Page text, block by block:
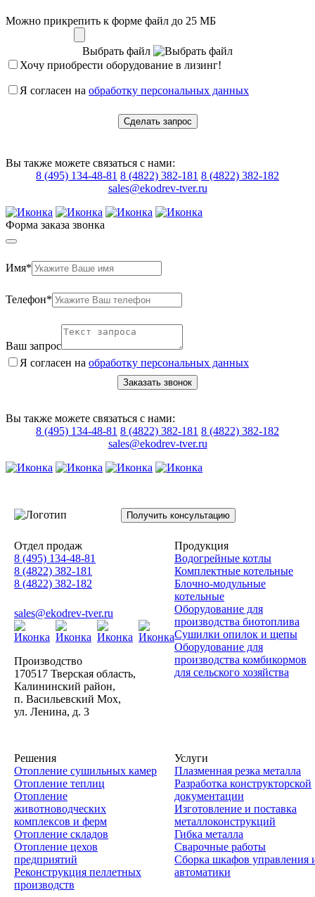
Можно прикрепить к форме файл до 25 МБ
Выбрать файл
Хочу приобрести оборудование в лизинг!
Я согласен на обработку персональных данных
Сделать запрос
Вы также можете связаться с нами:
8 (495) 134-48-81 8 (4822) 382-181 8 (4822) 382-182
sales@ekodrev-tver.ru
Форма заказа звонка
Имя*
Телефон*
Ваш запрос
Я согласен на обработку персональных данных
Заказать звонок
Вы также можете связаться с нами:
8 (495) 134-48-81 8 (4822) 382-181 8 (4822) 382-182
sales@ekodrev-tver.ru
Получить консультацию
Отдел продаж
8 (495) 134-48-81
8 (4822) 382-181
8 (4822) 382-182
sales@ekodrev-tver.ru
Производство
170517 Тверская область,
Калининский район,
п. Васильевский Мох,
ул. Ленина, д. 3
Продукция
Водогрейные котлы
Комплектные котельные
Блочно-модульные
котельные
Оборудование для
производства биотоплива
Сушилки опилок и щепы
Оборудование для
производства комбикормов
для сельского хозяйства
Решения
Отопление сушильных камер
Отопление теплиц
Отопление
животноводческих
комплексов и ферм
Отопление складов
Отопление цехов
предприятий
Реконструкция пеллетных
производств
Услуги
Плазменная резка металла
Разработка конструкторской
документации
Изготовление и поставка
металлоконструкций
Гибка металла
Сварочные работы
Сборка шкафов управления
автоматики